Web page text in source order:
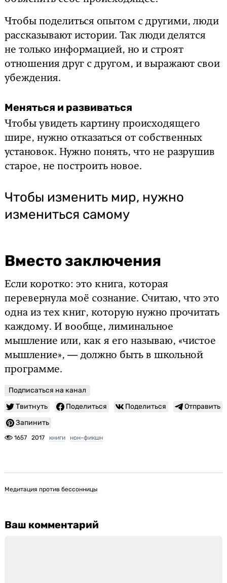
Чтобы поделиться опытом с другими, люди
рассказывают истории. Так люди делятся
не только информацией, но и строят
отношения друг с другом, и выражают свои
убеждения.
Меняться и развиваться
Чтобы увидеть картину происходящего
шире, нужно отказаться от собственных
установок. Нужно понять, что не разрушив
старое, не построить новое.
Чтобы изменить мир, нужно
измениться самому
Вместо заключения
Если коротко: это книга, которая
перевернула моё сознание. Считаю, что это
одна из тех книг, которую нужно прочитать
каждому. И вообще, лиминальное
мышление или, как я его называю, «чистое
мышление», — должно быть в школьной
программе.
Подписаться на канал
Твитнуть
Поделиться Поделиться
Отправить
Запинить
1657 2017 книги нон-фикшн
Медитация против бессонницы
Ваш комментарий